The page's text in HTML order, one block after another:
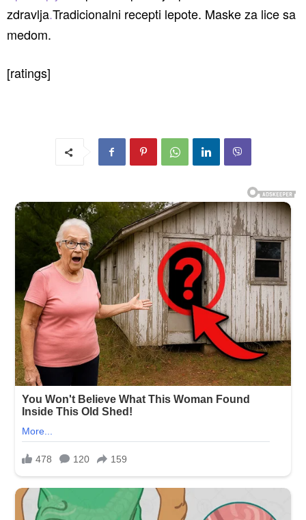
zdravlja.Tradicionalni recepti lepote. Maske za lice sa
medom.
[ratings]